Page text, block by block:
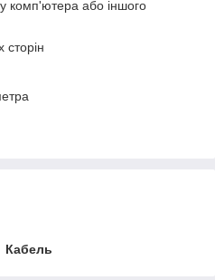
комп'ютера або іншого
сторін
Кабель